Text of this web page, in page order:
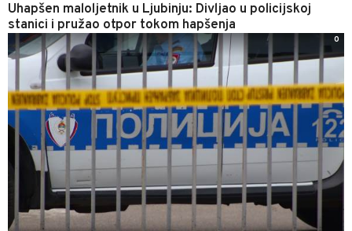
Uhapšen maloljetnik u Ljubinju: Divljao u policijskoj
stanici i pružao otpor tokom hapšenja
0